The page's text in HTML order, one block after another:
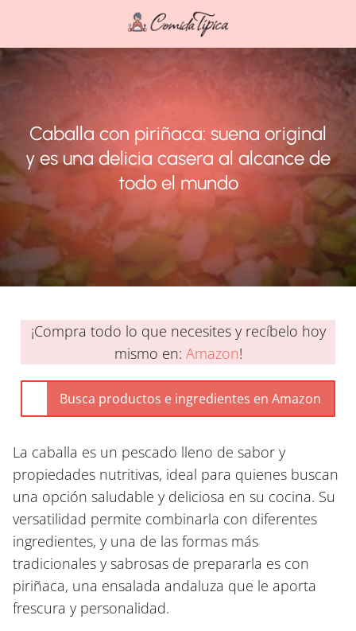
Caballa con piriñaca: suena original
y es una delicia casera al alcance de
todo el mundo
¡Compra todo lo que necesites y recíbelo hoy
mismo en: Amazon!
La caballa es un pescado lleno de sabor y
propiedades nutritivas, ideal para quienes buscan
una opción saludable y deliciosa en su cocina. Su
versatilidad permite combinarla con diferentes
ingredientes, y una de las formas más
tradicionales y sabrosas de prepararla es con
piriñaca, una ensalada andaluza que le aporta
frescura y personalidad.